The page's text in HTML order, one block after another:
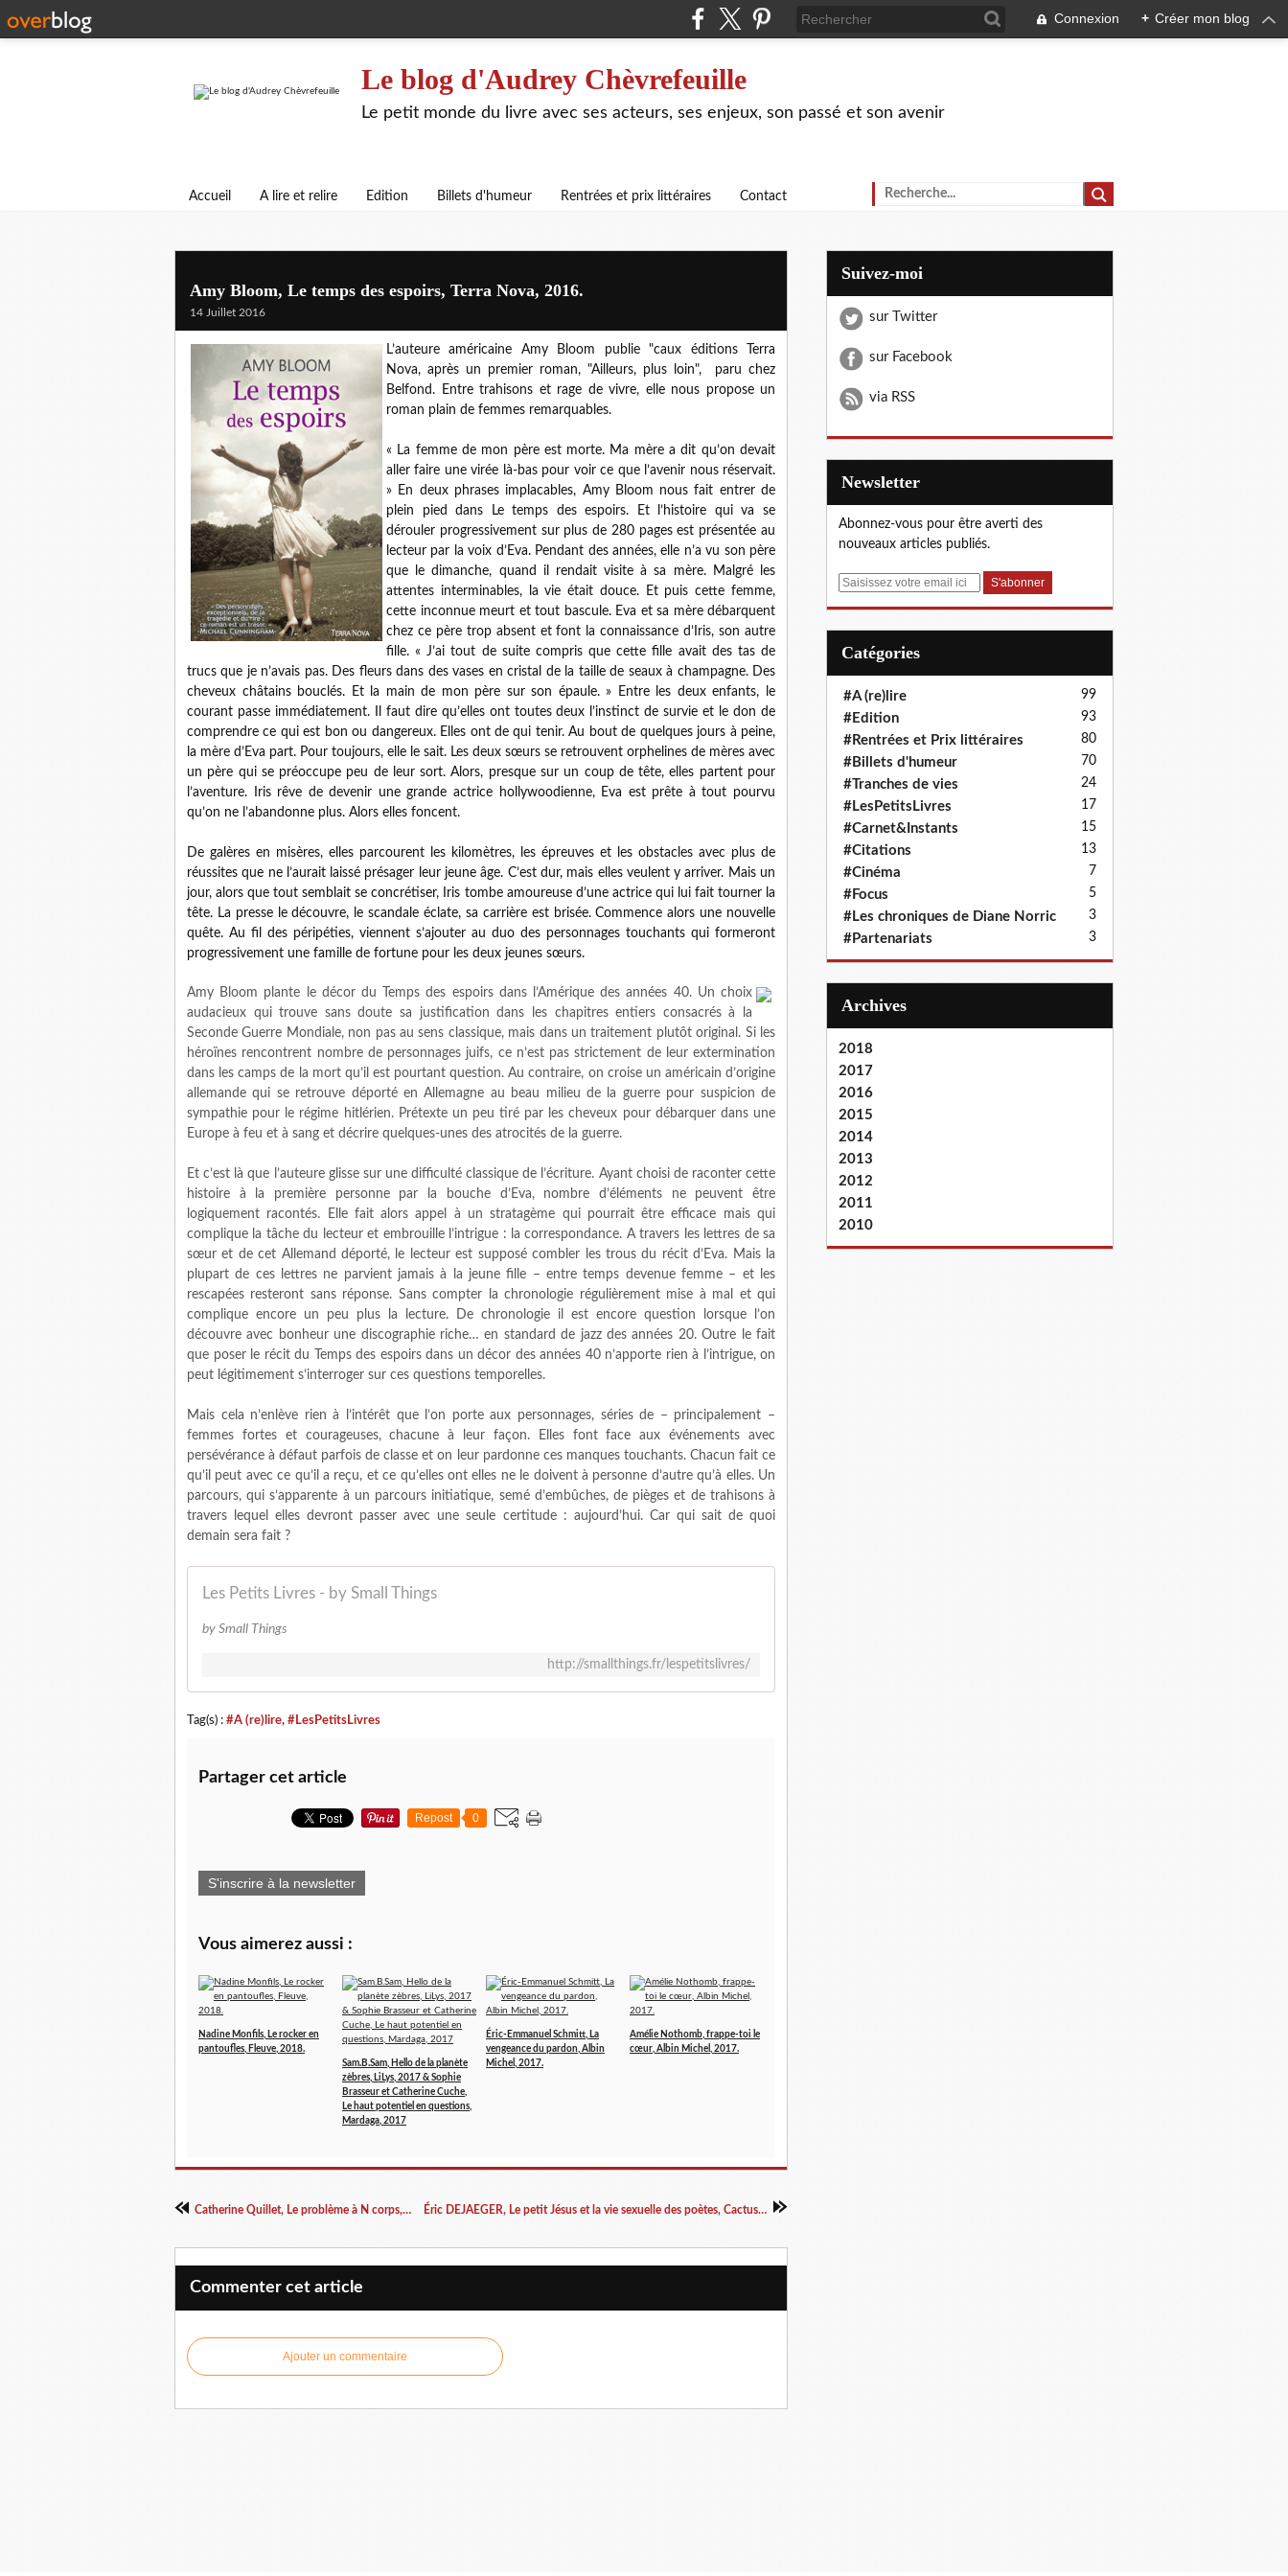
Connexion + Créer mon blog
Le blog d'Audrey Chèvrefeuille
Le petit monde du livre avec ses acteurs, ses enjeux, son passé et son avenir
Accueil A lire et relire Edition Billets d'humeur Rentrées et prix littéraires Contact
Amy Bloom, Le temps des espoirs, Terra Nova, 2016.
14 Juillet 2016
L’auteure américaine Amy Bloom publie "caux éditions Terra
Nova, après un premier roman, "Ailleurs, plus loin", paru chez
Belfond. Entre trahisons et rage de vivre, elle nous propose un
roman plain de femmes remarquables.
« La femme de mon père est morte. Ma mère a dit qu’on devait
aller faire une virée là-bas pour voir ce que l’avenir nous réservait.
» En deux phrases implacables, Amy Bloom nous fait entrer de
plein pied dans Le temps des espoirs. Et l’histoire qui va se
dérouler progressivement sur plus de 280 pages est présentée au
lecteur par la voix d’Eva. Pendant des années, elle n’a vu son père
que le dimanche, quand il rendait visite à sa mère. Malgré les
attentes interminables, la vie était douce. Et puis cette femme,
cette inconnue meurt et tout bascule. Eva et sa mère débarquent
chez ce père trop absent et font la connaissance d’Iris, son autre
fille. « J’ai tout de suite compris que cette fille avait des tas de
trucs que je n’avais pas. Des fleurs dans des vases en cristal de la taille de seaux à champagne. Des
cheveux châtains bouclés. Et la main de mon père sur son épaule. » Entre les deux enfants, le
courant passe immédiatement. Il faut dire qu’elles ont toutes deux l’instinct de survie et le don de
comprendre ce qui est bon ou dangereux. Elles ont de qui tenir. Au bout de quelques jours à peine,
la mère d’Eva part. Pour toujours, elle le sait. Les deux sœurs se retrouvent orphelines de mères avec
un père qui se préoccupe peu de leur sort. Alors, presque sur un coup de tête, elles partent pour
l’aventure. Iris rêve de devenir une grande actrice hollywoodienne, Eva est prête à tout pourvu
qu’on ne l’abandonne plus. Alors elles foncent.
De galères en misères, elles parcourent les kilomètres, les épreuves et les obstacles avec plus de
réussites que ne l’aurait laissé présager leur jeune âge. C’est dur, mais elles veulent y arriver. Mais un
jour, alors que tout semblait se concrétiser, Iris tombe amoureuse d’une actrice qui lui fait tourner la
tête. La presse le découvre, le scandale éclate, sa carrière est brisée. Commence alors une nouvelle
quête. Au fil des péripéties, viennent s’ajouter au duo des personnages touchants qui formeront
progressivement une famille de fortune pour les deux jeunes sœurs.
Amy Bloom plante le décor du Temps des espoirs dans l’Amérique des années 40. Un choix
audacieux qui trouve sans doute sa justification dans les chapitres entiers consacrés à la
Seconde Guerre Mondiale, non pas au sens classique, mais dans un traitement plutôt original. Si les
héroïnes rencontrent nombre de personnages juifs, ce n’est pas strictement de leur extermination
dans les camps de la mort qu’il est pourtant question. Au contraire, on croise un américain d’origine
allemande qui se retrouve déporté en Allemagne au beau milieu de la guerre pour suspicion de
sympathie pour le régime hitlérien. Prétexte un peu tiré par les cheveux pour débarquer dans une
Europe à feu et à sang et décrire quelques-unes des atrocités de la guerre.
Et c’est là que l’auteure glisse sur une difficulté classique de l’écriture. Ayant choisi de raconter cette
histoire à la première personne par la bouche d’Eva, nombre d’éléments ne peuvent être
logiquement racontés. Elle fait alors appel à un stratagème qui pourrait être efficace mais qui
complique la tâche du lecteur et embrouille l’intrigue : la correspondance. A travers les lettres de sa
sœur et de cet Allemand déporté, le lecteur est supposé combler les trous du récit d’Eva. Mais la
plupart de ces lettres ne parvient jamais à la jeune fille – entre temps devenue femme – et les
rescapées resteront sans réponse. Sans compter la chronologie régulièrement mise à mal et qui
complique encore un peu plus la lecture. De chronologie il est encore question lorsque l’on
découvre avec bonheur une discographie riche… en standard de jazz des années 20. Outre le fait
que poser le récit du Temps des espoirs dans un décor des années 40 n’apporte rien à l’intrigue, on
peut légitimement s’interroger sur ces questions temporelles.
Mais cela n’enlève rien à l’intérêt que l’on porte aux personnages, séries de – principalement –
femmes fortes et courageuses, chacune à leur façon. Elles font face aux événements avec
persévérance à défaut parfois de classe et on leur pardonne ces manques touchants. Chacun fait ce
qu’il peut avec ce qu’il a reçu, et ce qu’elles ont elles ne le doivent à personne d’autre qu’à elles. Un
parcours, qui s’apparente à un parcours initiatique, semé d’embûches, de pièges et de trahisons à
travers lequel elles devront passer avec une seule certitude : aujourd’hui. Car qui sait de quoi
demain sera fait ?
Les Petits Livres - by Small Things
by Small Things
http://smallthings.fr/lespetitslivres/
Tag(s) : #A (re)lire, #LesPetitsLivres
Partager cet article
Repost 0
S'inscrire à la newsletter
Vous aimerez aussi :
Nadine Monfils, Le rocker en
pantoufles, Fleuve, 2018.
Sam.B.Sam, Hello de la planète
zèbres, LiLys, 2017 & Sophie
Brasseur et Catherine Cuche,
Le haut potentiel en questions,
Mardaga, 2017
Éric-Emmanuel Schmitt, La
vengeance du pardon, Albin
Michel, 2017.
Amélie Nothomb, frappe-toi le
cœur, Albin Michel, 2017.
Catherine Quillet, Le problème à N corps, Paul&Mike Editions, 2015. Éric DEJAEGER, Le petit Jésus et la vie sexuelle des poètes, Cactus Inébranlable éditions, 2016, 131 p., 15€
Commenter cet article
Ajouter un commentaire
Suivez-moi
sur Twitter
sur Facebook
via RSS
Newsletter
Abonnez-vous pour être averti des
nouveaux articles publiés.
E
Catégories
#A (re)lire 99
#Edition 93
#Rentrées et Prix littéraires 80
#Billets d'humeur 70
#Tranches de vies 24
#LesPetitsLivres 17
#Carnet&Instants 15
#Citations 13
#Cinéma 7
#Focus 5
#Les chroniques de Diane Norric 3
#Partenariats 3
Archives
2018
2017
2016
2015
2014
2013
2012
2011
2010